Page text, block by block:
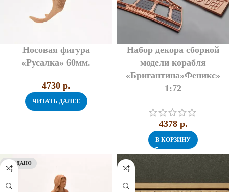
Носовая фигура
«Русалка» 60мм.
4730 p.
ЧИТАТЬ ДАЛЕЕ
Набор декора сборной
модели корабля
«Бригантина»Феникс»
1:72
4378 p.
В КОРЗИНУ
ПРОДАНО